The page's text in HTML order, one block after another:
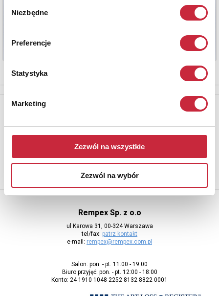
zgody
Niezbędne
Preferencje
Statystyka
Marketing
Zezwól na wszystkie
Zezwól na wybór
adres e-mail
Rempex Sp. z o.o
ul Karowa 31, 00-324 Warszawa
tel/fax: patrz kontakt
e-mail: rempex@rempex.com.pl
Salon: pon. - pt. 11:00 - 19:00
Biuro przyjęć: pon. - pt. 12:00 - 18:00
Konto: 24 1910 1048 2252 8132 8822 0001